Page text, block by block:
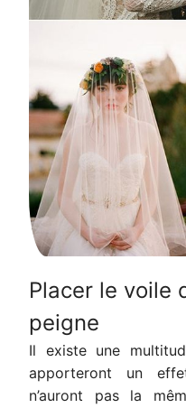
Placer le voile
peigne
Il existe une
apporteront un
n’auront pas la